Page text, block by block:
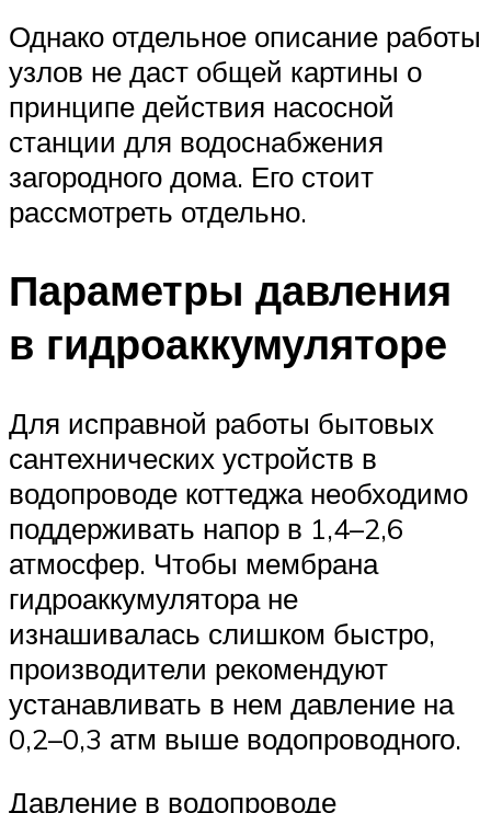
Однако отдельное описание работы
узлов не даст общей картины о
принципе действия насосной
станции для водоснабжения
загородного дома. Его стоит
рассмотреть отдельно.
Параметры давления
в гидроаккумуляторе
Для исправной работы бытовых
сантехнических устройств в
водопроводе коттеджа необходимо
поддерживать напор в 1,4–2,6
атмосфер. Чтобы мембрана
гидроаккумулятора не
изнашивалась слишком быстро,
производители рекомендуют
устанавливать в нем давление на
0,2–0,3 атм выше водопроводного.
Давление в водопроводе